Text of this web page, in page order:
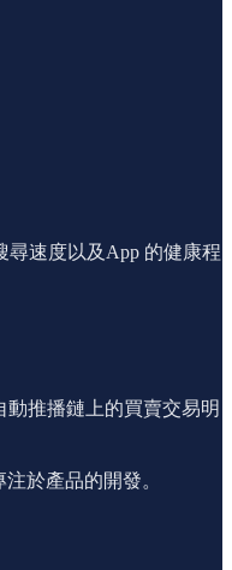
尋速度以及App 的健康程
推播鏈上的買賣交易明
於產品的開發。